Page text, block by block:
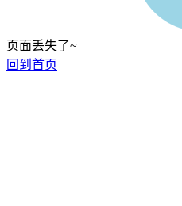
页面丢失了~
回到首页